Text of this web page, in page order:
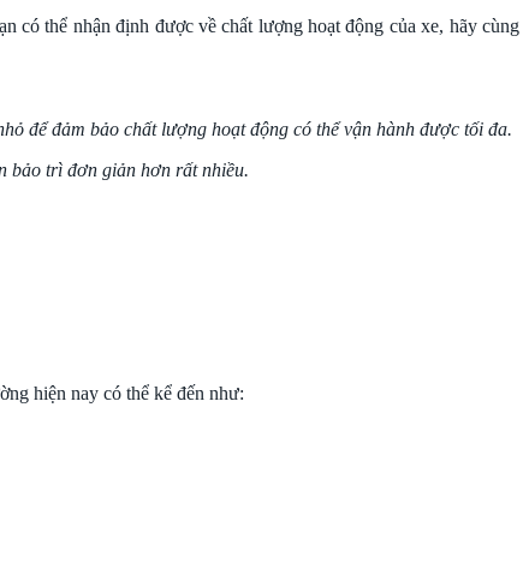
thể nhận định được về chất lượng hoạt động của xe, hãy cùng
để đảm bảo chất lượng hoạt động có thể vận hành được tối đa.
bảo trì đơn giản hơn rất nhiều.
hiện nay có thể kể đến như: